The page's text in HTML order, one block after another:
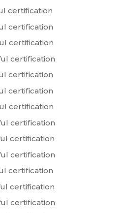
certification
certification
certification
certification
certification
certification
certification
certification
certification
certification
certification
certification
certification